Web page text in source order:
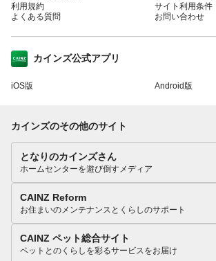
利用規約
よくある質問
サイト利用条件
お問い合わせ
カインズ公式アプリ
iOS版 Android版
カインズのその他のサイト
となりのカインズさん
ホームセンターを遊び倒すメディア
CAINZ Reform
お住まいのメンテナンスとくらしのサポート
CAINZ ペット総合サイト
ペットとのくらしを彩るサービスをお届け